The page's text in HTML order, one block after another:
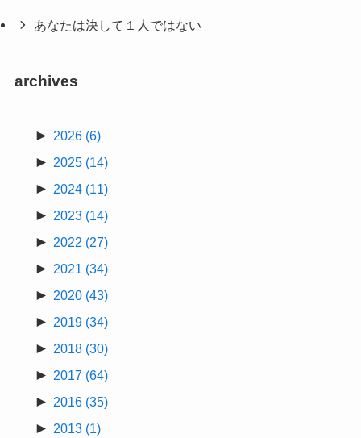
あなたは決して１人ではない
archives
► 2026 (6)
► 2025 (14)
► 2024 (11)
► 2023 (14)
► 2022 (27)
► 2021 (34)
► 2020 (43)
► 2019 (34)
► 2018 (30)
► 2017 (64)
► 2016 (35)
► 2013 (1)